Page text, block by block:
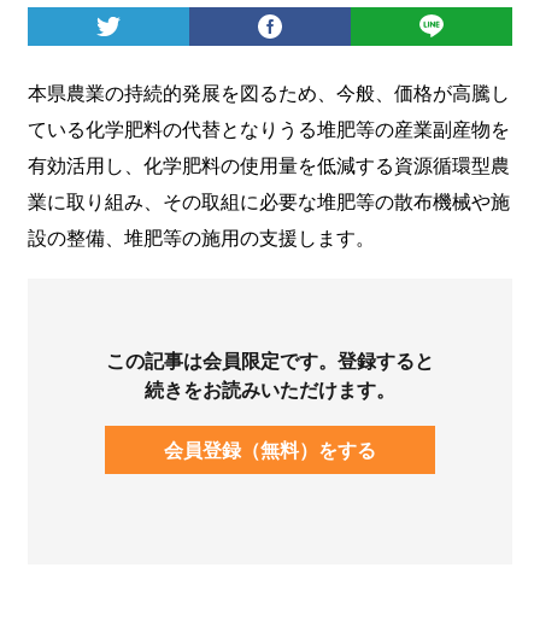
本県農業の持続的発展を図るため、今般、価格が高騰し
ている化学肥料の代替となりうる堆肥等の産業副産物を
有効活用し、化学肥料の使用量を低減する資源循環型農
業に取り組み、その取組に必要な堆肥等の散布機械や施
設の整備、堆肥等の施用の支援します。
この記事は会員限定です。登録すると
続きをお読みいただけます。
会員登録（無料）をする